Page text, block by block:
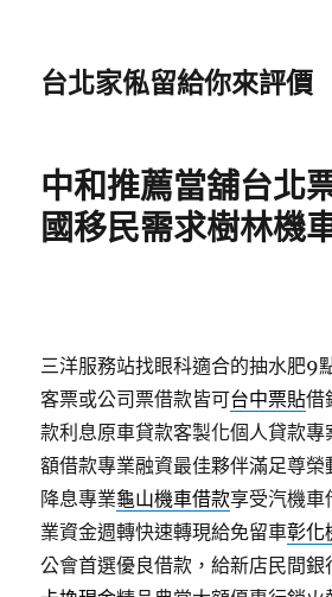
台北家俬留給你來評價
中和推薦當舖台北
國移民需求樹林機
三洋服務站找眼科適合的抽水肥9
客票或公司票借款皆可台中票貼借
款利息原車貸款客製化個人貸款專
額借款專業融資最佳夥伴滿足尊
降息專業龜山機車借款享受汽機車
業資金週轉快速轉現給免留車彰化
公會首選優良借款，給新店民間銀